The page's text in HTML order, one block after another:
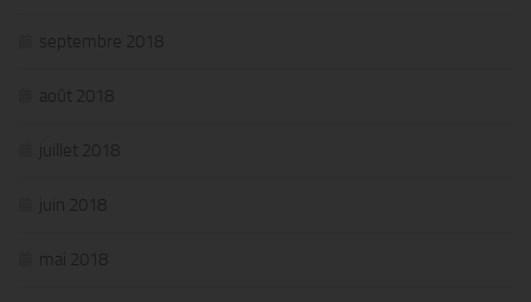
septembre 2018
août 2018
juillet 2018
juin 2018
mai 2018